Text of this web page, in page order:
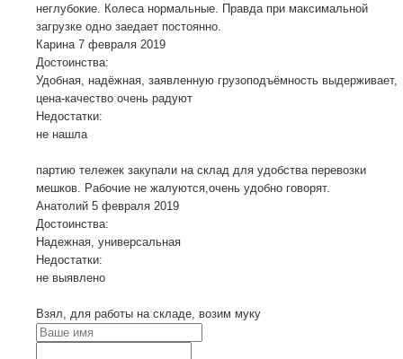
неглубокие. Колеса нормальные. Правда при максимальной
загрузке одно заедает постоянно.
Карина 7 февраля 2019
Достоинства:
Удобная, надёжная, заявленную грузоподъёмность выдерживает,
цена-качество очень радуют
Недостатки:
не нашла
партию тележек закупали на склад для удобства перевозки
мешков. Рабочие не жалуются,очень удобно говорят.
Анатолий 5 февраля 2019
Достоинства:
Надежная, универсальная
Недостатки:
не выявлено
Взял, для работы на складе, возим муку